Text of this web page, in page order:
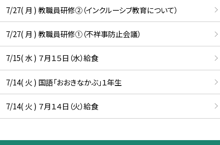
7/27( 月 ) 教職員研修②（インクルーシブ教育について）
7/27( 月 ) 教職員研修①（不祥事防止会議）
7/15( 水 ) ７月１５日（水）給食
7/14( 火 ) 国語「おおきなかぶ」１年生
7/14( 火 ) ７月１４日（火）給食